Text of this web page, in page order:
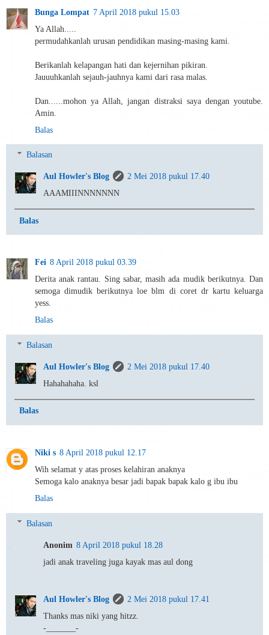
Bunga Lompat 7 April 2018 pukul 15.03
Ya Allah.....
permudahkanlah urusan pendidikan masing-masing kami.
Berikanlah kelapangan hati dan kejernihan pikiran.
Jauuuhkanlah sejauh-jauhnya kami dari rasa malas.
Dan......mohon ya Allah, jangan distraksi saya dengan youtube.
Amin.
Balas
Balasan
Aul Howler's Blog
2 Mei 2018 pukul 17.40
AAAMIIINNNNNNN
Balas
Fei 8 April 2018 pukul 03.39
Derita anak rantau. Sing sabar, masih ada mudik berikutnya. Dan
semoga dimudik berikutnya loe blm di coret dr kartu keluarga
yess.
Balas
Balasan
Aul Howler's Blog
2 Mei 2018 pukul 17.40
Hahahahaha. ksl
Balas
Niki s 8 April 2018 pukul 12.17
Wih selamat y atas proses kelahiran anaknya
Semoga kalo anaknya besar jadi bapak bapak kalo g ibu ibu
Balas
Balasan
Anonim 8 April 2018 pukul 18.28
jadi anak traveling juga kayak mas aul dong
Aul Howler's Blog
2 Mei 2018 pukul 17.41
Thanks mas niki yang hitzz.
-_______-